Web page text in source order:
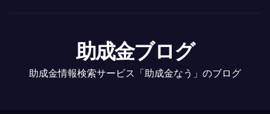
助成金ブログ
助成金情報検索サービス「助成金なう」のブログ